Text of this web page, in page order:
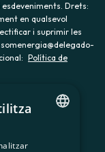
Drets:
en qualsevol
i suprimir les
Política de